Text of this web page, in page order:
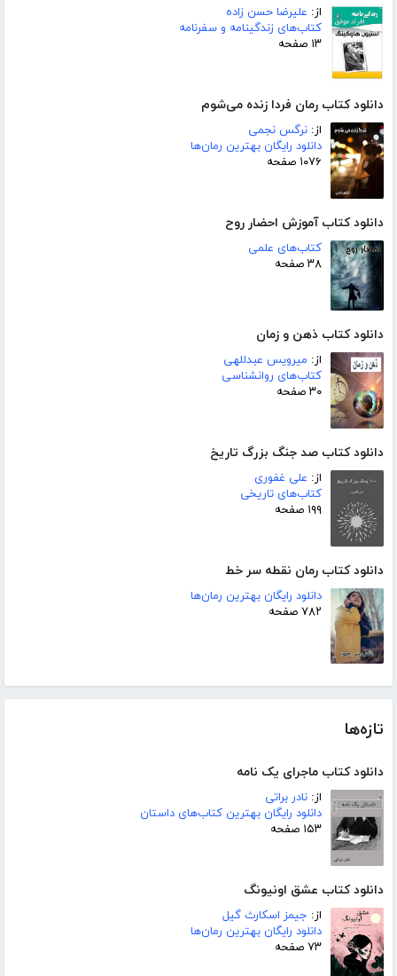
از: علیرضا حسن زاده
کتاب‌های زندگینامه و سفرنامه
۱۳ صفحه
دانلود کتاب رمان فردا زنده می‌شوم
از: نرگس نجمی
دانلود رایگان بهترین رمان‌ها
۱۰۷۶ صفحه
دانلود کتاب آموزش احضار روح
کتاب‌های علمی
۳۸ صفحه
دانلود کتاب ذهن و زمان
از: میرویس عبدللهی
کتاب‌های روانشناسی
۳۰ صفحه
دانلود کتاب صد جنگ بزرگ تاریخ
از: علی غفوری
کتاب‌های تاریخی
۱۹۹ صفحه
دانلود کتاب رمان نقطه سر خط
دانلود رایگان بهترین رمان‌ها
۷۸۲ صفحه
تازه‌ها
دانلود کتاب ماجرای یک نامه
از: نادر براتی
دانلود رایگان بهترین کتاب‌های داستان
۱۵۳ صفحه
دانلود کتاب عشق اونیونگ
از: جیمز اسکارث گیل
دانلود رایگان بهترین رمان‌ها
۷۳ صفحه